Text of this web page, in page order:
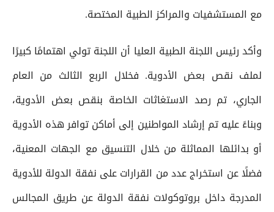
مع المستشفيات والمراكز الطبية المختصة.
وأكد رئيس اللجنة الطبية العليا أن اللجنة تولي اهتمامًا كبيرًا
لملف نقص بعض الأدوية. فخلال الربع الثالث من العام
الجاري، تم رصد الاستغاثات الخاصة بنقص بعض الأدوية،
وبناءً عليه تم إرشاد المواطنين إلى أماكن توافر هذه الأدوية
أو بدائلها المماثلة من خلال التنسيق مع الجهات المعنية،
فضلًا عن استخراج عدد من القرارات على نفقة الدولة للأدوية
المدرجة داخل بروتوكولات نفقة الدولة عن طريق المجالس